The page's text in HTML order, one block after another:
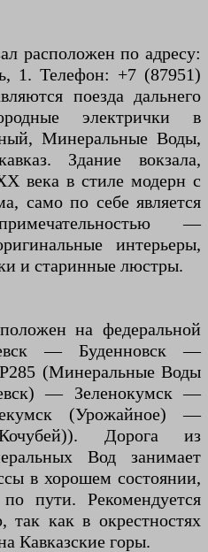
расположен по адресу:
1. Телефон: +7 (87951)
поезда дальнего
электрички в
Минеральные Воды,
Здание вокзала,
века в стиле модерн с
само по себе является
—
интерьеры,
и старинные люстры.
на федеральной
— Буденновск —
(Минеральные Воды
— Зеленокумск —
(Урожайное) —
Дорога из
Вод занимает
в хорошем состоянии,
пути. Рекомендуется
так как в окрестностях
Кавказские горы.